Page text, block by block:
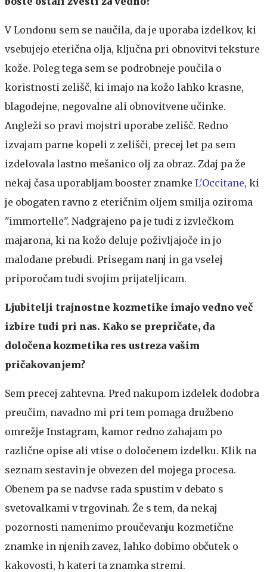
V Londonu sem se naučila, da je uporaba izdelkov, ki
vsebujejo eterična olja, ključna pri obnovitvi teksture
kože. Poleg tega sem se podrobneje poučila o
koristnosti zelišč, ki imajo na kožo lahko krasne,
blagodejne, negovalne ali obnovitvene učinke.
Angleži so pravi mojstri uporabe zelišč. Redno
izvajam parne kopeli z zelišči, precej let pa sem
izdelovala lastno mešanico olj za obraz. Zdaj pa že
nekaj časa uporabljam booster znamke L'Occitane, ki
je obogaten ravno z eteričnim oljem smilja oziroma
"immortelle". Nadgrajeno pa je tudi z izvlečkom
majarona, ki na kožo deluje poživljajoče in jo
malodane prebudi. Prisegam nanj in ga vselej
priporočam tudi svojim prijateljicam.
Ljubitelji trajnostne kozmetike imajo vedno več
izbire tudi pri nas. Kako se prepričate, da
določena kozmetika res ustreza vašim
pričakovanjem?
Sem precej zahtevna. Pred nakupom izdelek dodobra
preučim, navadno mi pri tem pomaga družbeno
omrežje Instagram, kamor redno zahajam po
različne opise ali vtise o določenem izdelku. Klik na
seznam sestavin je obvezen del mojega procesa.
Obenem pa se nadvse rada spustim v debato s
svetovalkami v trgovinah. Že s tem, da nekaj
pozornosti namenimo proučevanju kozmetične
znamke in njenih zavez, lahko dobimo občutek o
kakovosti, h kateri ta znamka stremi.